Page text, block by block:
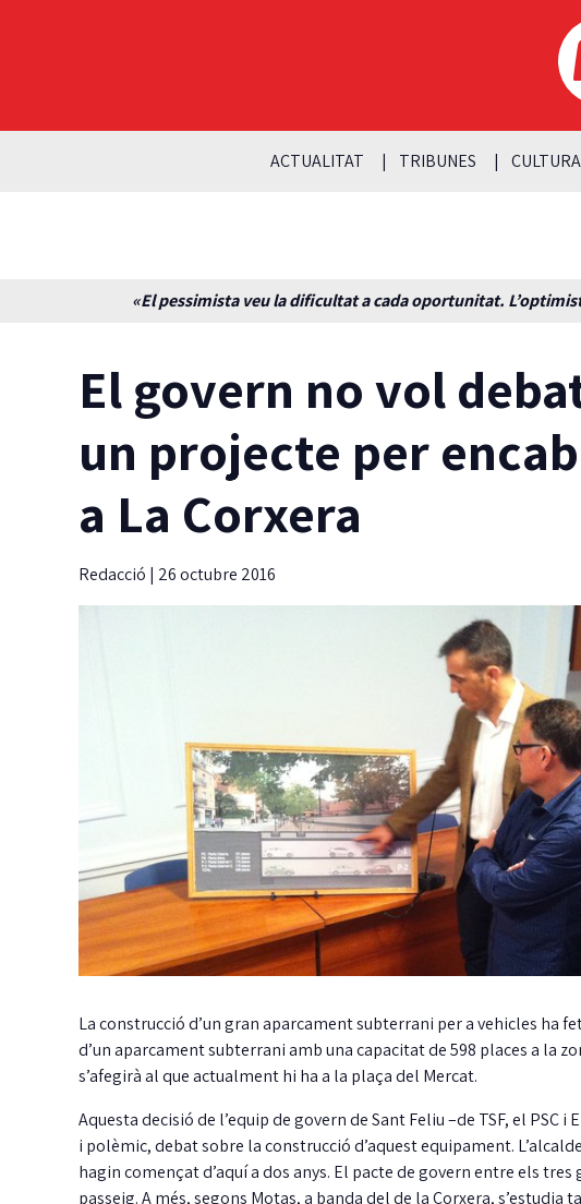
ACTUALITAT TRIBUNES CULTURA
«El pessimista veu la dificultat a cada oportunitat.
El govern no vol
un projecte per
a La Corxera
Redacció | 26 octubre 2016
La construcció d’un gran aparcament subterrani per a vehicles ha
d’un aparcament subterrani amb una capacitat de 598 places a la
s’afegirà al que actualment hi ha a la plaça del Mercat.
Aquesta decisió de l’equip de govern de Sant Feliu –de TSF, el PSC
i polèmic, debat sobre la construcció d’aquest equipament.
hagin començat d’aquí a dos anys. El pacte de govern entre els
passeig. A més, segons Motas, a banda del de la Corxera,